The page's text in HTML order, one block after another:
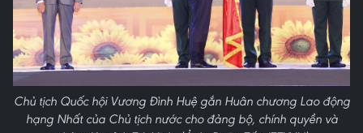
Chủ tịch Quốc hội Vương Đình Huệ gắn Huân chương Lao động
hạng Nhất của Chủ tịch nước cho đảng bộ, chính quyền và